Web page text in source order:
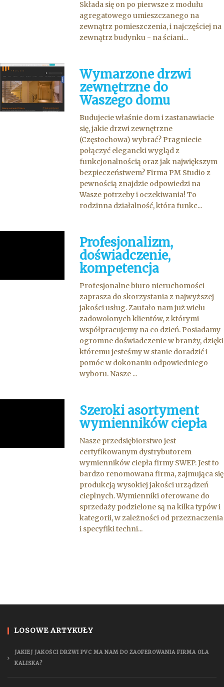
Składa się on po pierwsze z modułu
agregatowego umieszczanego na
zewnątrz pomieszczenia, i najczęściej na
zewnątrz budynku - na ściani...
Wymarzone drzwi
zewnętrzne do
Waszego domu
Budujecie właśnie dom i zastanawiacie
się, jakie drzwi zewnętrzne
(Częstochowa) wybrać? Pragniecie
połączyć elegancki wygląd z
funkcjonalnością oraz jak największym
bezpieczeństwem? Firma PM Studio z
pewnością znajdzie odpowiedzi na
Wasze potrzeby i oczekiwania! To
rodzinna działalność, która funkc...
Profesjonalizm,
doświadczenie,
kompetencja
Profesjonalne biuro nieruchomości
zaprasza do skorzystania z najwyższej
jakości usług. Zaufało nam już wielu
zadowolonych klientów, z którymi
współpracujemy na co dzień. Posiadamy
ogromne doświadczenie w branży, dzięki
któremu jesteśmy w stanie doradzić i
pomóc w dokonaniu odpowiedniego
wyboru. Nasze ...
Szeroki asortyment
wymienników ciepła
Nasze przedsiębiorstwo jest
certyfikowanym dystrybutorem
wymienników ciepła firmy SWEP. Jest to
bardzo renomowana firma, zajmująca się
produkcją wysokiej jakości urządzeń
cieplnych. Wymienniki oferowane do
sprzedaży podzielone są na kilka typów i
kategorii, w zależności od przeznaczenia
i specyfiki techni...
LOSOWE ARTYKUŁY
JAKIEJ JAKOŚCI DRZWI PVC MA NAM DO ZAOFEROWANIA FIRMA OLA
KALISKA?